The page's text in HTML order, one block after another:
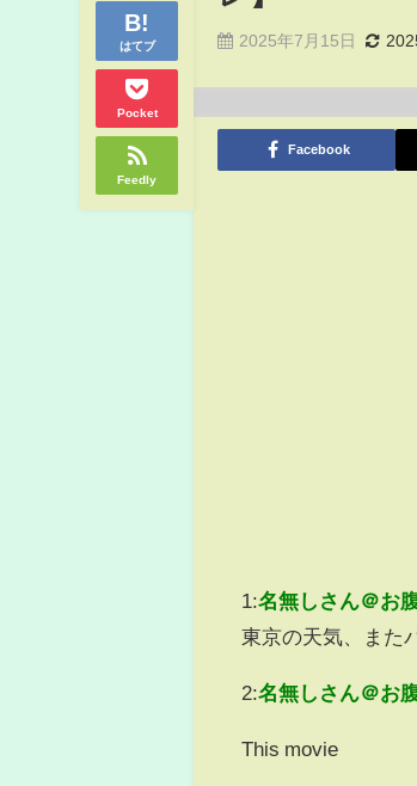
はてブ
Pocket
Feedly
2025年7月15日
Facebook
1:名無しさん＠お
東京の天気、また
2:名無しさん＠お
This movie